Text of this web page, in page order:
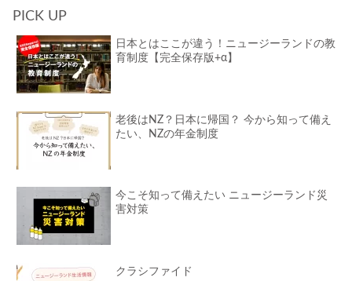
PICK UP
日本とはここが違う！ニュージーランドの教
育制度【完全保存版+α】
老後はNZ？日本に帰国？ 今から知って備え
たい、NZの年金制度
今こそ知って備えたい ニュージーランド災
害対策
クラシファイド